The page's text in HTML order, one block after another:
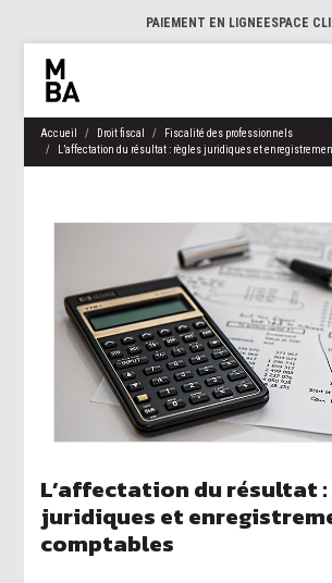
PAIEMENT EN LIGNEESPACE
Accueil Droit fiscal
Fiscalité des professionnels
L’affectation du résultat : règles juridiques et
L’affectation du résultat
juridiques et
comptables